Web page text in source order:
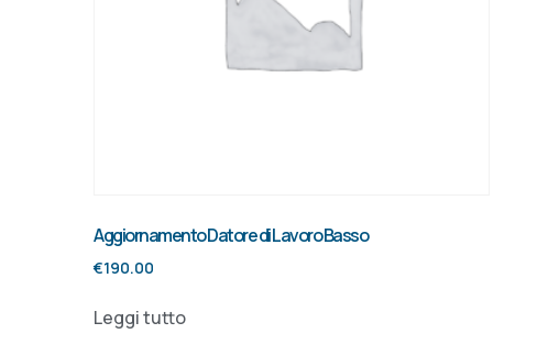
Aggiornamento Datore di Lavoro Basso
€190.00
Leggi tutto